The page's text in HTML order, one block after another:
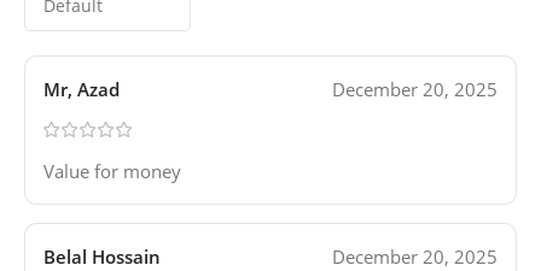
Mr, Azad December 20, 2025
Value for money
Belal Hossain December 20, 2025